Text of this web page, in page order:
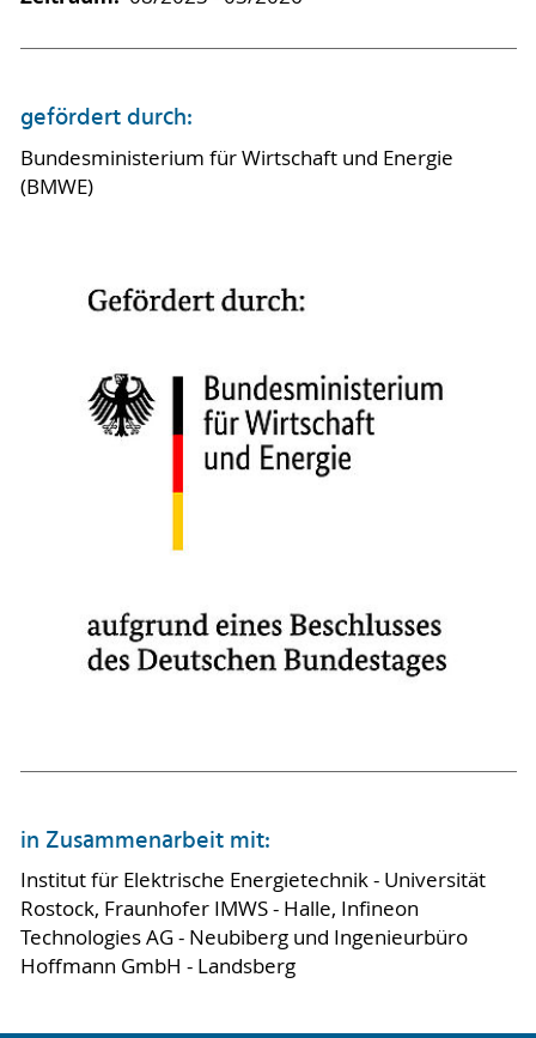
gefördert durch:
Bundesministerium für Wirtschaft und Energie
(BMWE)
in Zusammenarbeit mit:
Institut für Elektrische Energietechnik - Universität
Rostock, Fraunhofer IMWS - Halle, Infineon
Technologies AG - Neubiberg und Ingenieurbüro
Hoffmann GmbH - Landsberg